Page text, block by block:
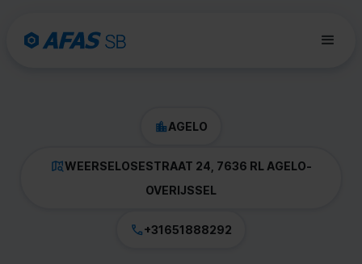
AGELO
WEERSELOSESTRAAT 24, 7636 RL AGELO-
OVERIJSSEL
+31651888292